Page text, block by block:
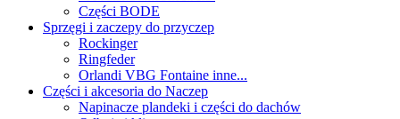
Części BODE
Sprzęgi i zaczepy do przyczep
Rockinger
Ringfeder
Orlandi VBG Fontaine inne...
Części i akcesoria do Naczep
Napinacze plandeki i części do dachów